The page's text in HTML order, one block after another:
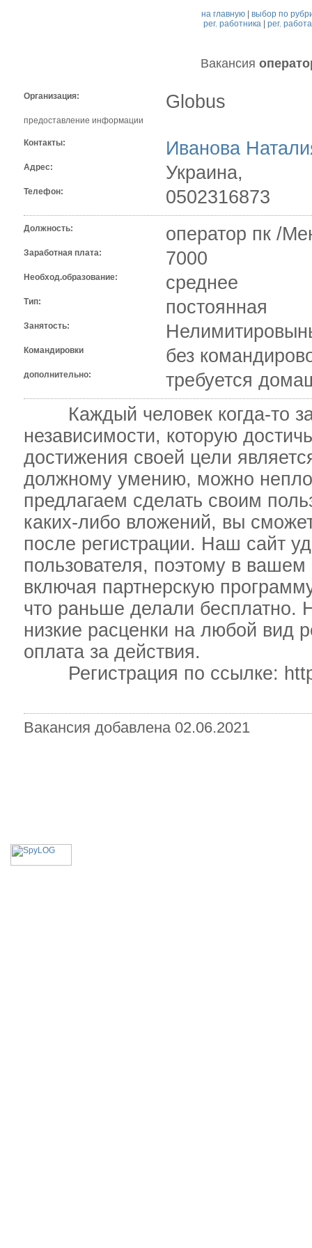
на главную |выбор по
рег. работника| рег.
Вакансия
Организация: Globus
предоставление информации
Контакты: Иванова
Адрес: Украина,
Телефон: 0502316873
Должность: оператор пк /
Заработная плата: 7000
Необход.образование: среднее
Тип: постоянная
Занятость:
Командировки без
дополнительно:
требуется
Каждый человек когда-то
независимости, которую
достижения своей цели
должному умению, можно
предлагаем сделать своим
каких-либо вложений, вы
после регистрации. Наш сайт
пользователя, поэтому в
включая партнерскую
что раньше делали бесплатно.
низкие расценки на любой вид
оплата за действия.
Регистрация по ссылке:
Вакансия добавлена 02.06.2021